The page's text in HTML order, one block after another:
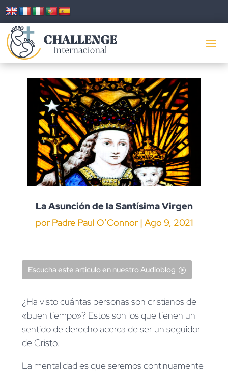
La Asunción de la Santísima Virgen
por Padre Paul O’Connor| Ago 9, 2021
Escucha este artículo en nuestro Audioblog
¿Ha visto cuántas personas son cristianos de
«buen tiempo»? Estos son los que tienen un
sentido de derecho acerca de ser un seguidor
de Cristo.
La mentalidad es que seremos continuamente